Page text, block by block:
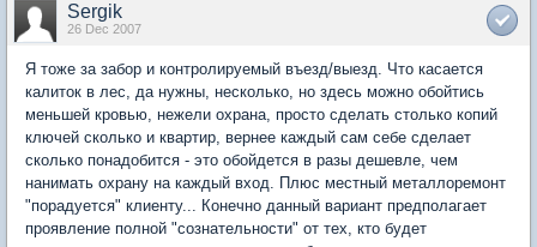
Sergik
26 Dec 2007
Я тоже за забор и контролируемый въезд/выезд. Что касается
калиток в лес, да нужны, несколько, но здесь можно обойтись
меньшей кровью, нежели охрана, просто сделать столько копий
ключей сколько и квартир, вернее каждый сам себе сделает
сколько понадобится - это обойдется в разы дешевле, чем
нанимать охрану на каждый вход. Плюс местный металлоремонт
"порадуется" клиенту... Конечно данный вариант предполагает
проявление полной "сознательности" от тех, кто будет